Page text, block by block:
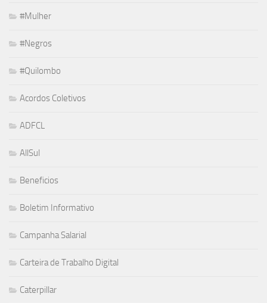
#Mulher
#Negros
#Quilombo
Acordos Coletivos
ADFCL
AllSul
Beneficios
Boletim Informativo
Campanha Salarial
Carteira de Trabalho Digital
Caterpillar